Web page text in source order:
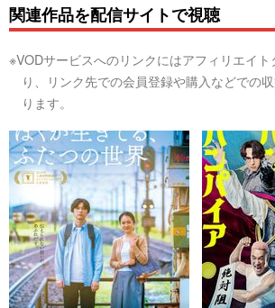
関連作品を配信サイトで視聴
※VODサービスへのリンクにはアフィリエイ
り、リンク先での会員登録や購入などでの
ります。